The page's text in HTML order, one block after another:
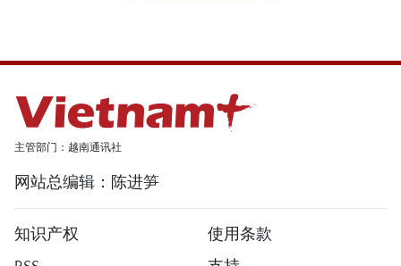
主管部门：越南通讯社
网站总编辑：陈进笋
知识产权
使用条款